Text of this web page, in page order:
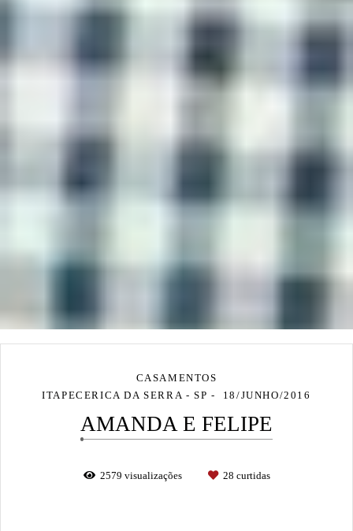
CASAMENTOS
ITAPECERICA DA SERRA - SP
18/JUNHO/2016
AMANDA E FELIPE
2579 visualizações 28 curtidas